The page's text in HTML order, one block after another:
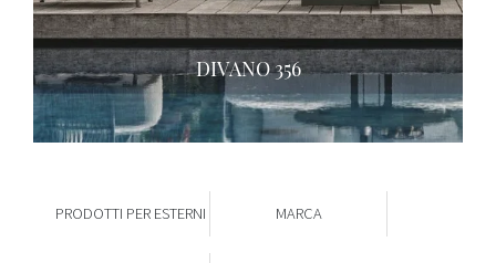
PRODOTTI PER ESTERNI MARCA
DIVANO 356